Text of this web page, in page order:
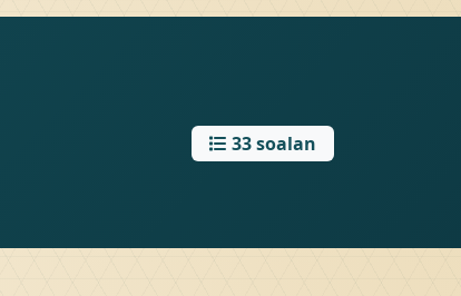
33 soalan